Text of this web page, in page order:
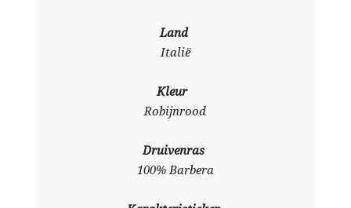
Land
Italië
Kleur
Robijnrood
Druivenras
100% Barbera